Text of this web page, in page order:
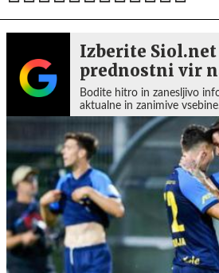
Izberite Siol.net
prednostni vir
Bodite hitro in zanesljivo
aktualne in zanimive